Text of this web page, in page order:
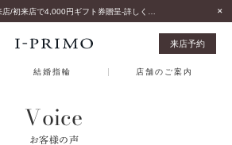
来店予約
結婚指輪 店舗のご案内
Voice
お客様の声